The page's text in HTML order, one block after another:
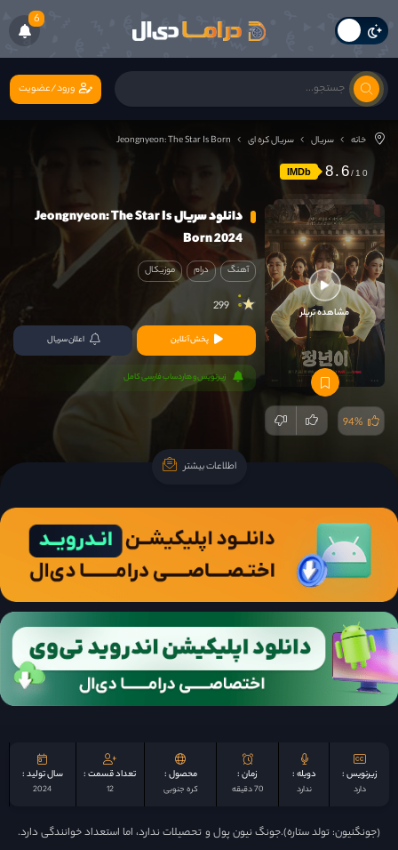
6
ورود/عضویت
خانه سریال سریال کره ای Jeongnyeon: The Star Is Born
IMDb 8.6
مشاهده تریلر
94%
دانلود سریال Jeongnyeon: The Star Is
Born 2024
آهنگ درام موزیکال
299
پخش آنلاین اعلان سریال
زیرنویس و هاردساب فارسی کامل
اطلاعات بیشتر
زیرنویس :
دارد
دوبله :
ندارد
زمان :
70 دقیقه
محصول :
کره جنوبی
تعداد قسمت :
12
سال تولید :
2024
(جونگنیون: تولد ستاره).جونگ نیون پول و تحصیلات ندارد، اما استعداد خوانندگی دارد.